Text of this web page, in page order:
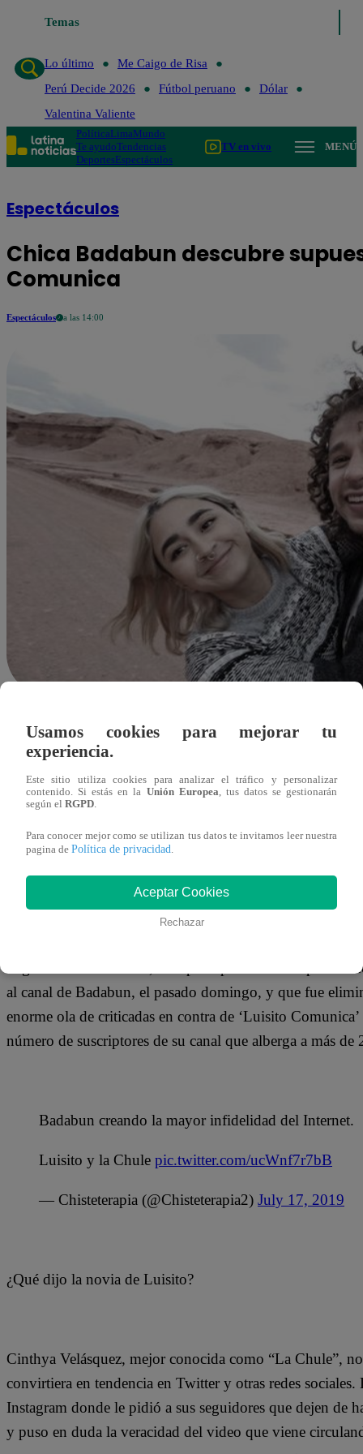
Temas
Lo último
Lo último
Me Caigo de Risa
Perú Decide 2026
Fútbol peruano
Dólar
Valentina Valiente
PolíticaLimaMundo
Te ayudoTendencias
DeportesEspectáculos
TV en vivo MENÚ
Espectáculos
Chica Badabun descubre
Comunica
Espectáculos a las 14:00
17 de julio 2019
Luis Arturo Villa Sudek, o también conocido como
medio de un escándalo luego que se viralizara un
leyendo los mensajes de un grupo de WhatsApp de
que no era su enamorada.
Según se dio a conocer, el clip era parte de un capítulo
al canal de Badabun, el pasado domingo, y que fue
enorme ola de criticadas en contra de ‘Luisito
número de suscriptores de su canal que alberga a más
Badabun creando la mayor infidelidad del Internet.
Luisito y la Chule pic.twitter.com/ucWnf7r7bB
— Chisteterapia (@Chisteterapia2) July 17, 2019
¿Qué dijo la novia de Luisito?
Cinthya Velásquez, mejor conocida como “La Chule”,
convirtiera en tendencia en Twitter y otras redes
Instagram donde le pidió a sus seguidores que dejen de
y puso en duda la veracidad del video que viene
Usamos cookies para mejorar tu
experiencia.
Este sitio utiliza cookies para analizar el tráfico y personalizar
contenido. Si estás en la Unión Europea , tus datos se gestionarán
según el RGPD
Para conocer mejor como se utilizan tus datos te invitamos leer nuestra
pagina de Política de privacidad
Aceptar Cookies
Rechazar